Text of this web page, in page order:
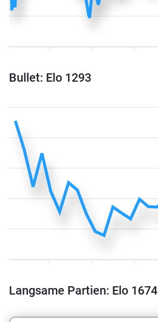
Bullet: Elo 1293
Langsame Partien: Elo 1674